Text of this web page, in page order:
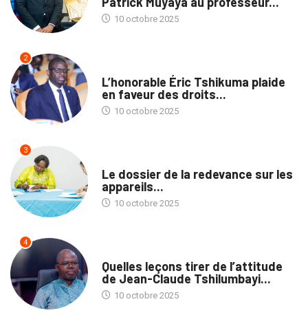
10 octobre 2025
2
L’honorable Éric Tshikuma plaide
en faveur des droits...
10 octobre 2025
3
Le dossier de la redevance sur les
appareils...
10 octobre 2025
4
Quelles leçons tirer de l’attitude
de Jean-Claude Tshilumbayi...
10 octobre 2025